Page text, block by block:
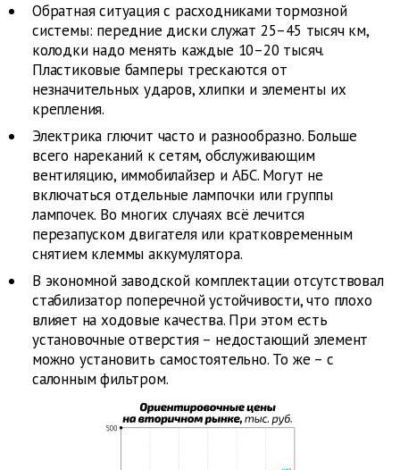
Обратная ситуация с расходниками тормозной
системы: передние диски служат 25–45 тысяч км,
колодки надо менять каждые 10–20 тысяч.
Пластиковые бамперы трескаются от
незначительных ударов, хлипки и элементы их
крепления.
Электрика глючит часто и разнообразно. Больше
всего нареканий к сетям, обслуживающим
вентиляцию, иммобилайзер и АБС. Могут не
включаться отдельные лампочки или группы
лампочек. Во многих случаях всё лечится
перезапуском двигателя или кратковременным
снятием клеммы аккумулятора.
В экономной заводской комплектации отсутствовал
стабилизатор поперечной устойчивости, что плохо
влияет на ходовые качества. При этом есть
установочные отверстия – недостающий элемент
можно установить самостоятельно. То же – с
салонным фильтром.